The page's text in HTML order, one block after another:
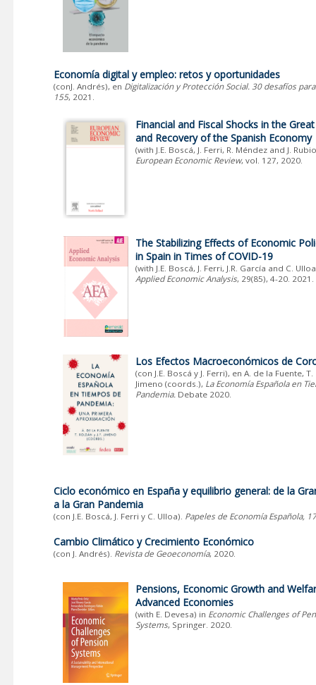
Economía digital y empleo: retos y oportunidades
(conJ. Andrés), en Digitalización y Protección Social. 30 desafíos
155, 2021.
Financial and Fiscal Shocks in the
and Recovery of the Spanish Economy
(with J.E. Boscá, J. Ferri, R. Méndez and J.
European Economic Review, vol. 127, 2020.
The Stabilizing Effects of Economic
in Spain in Times of COVID-19
(with J.E. Boscá, J. Ferri, J.R. García and C.
Applied Economic Analysis, 29(85), 4-20. 2021.
Los Efectos Macroeconómicos de
(con J.E. Boscá y J. Ferri), en A. de la Fuente, T.
Jimeno (coords.), La Economía Española en
Pandemia. Debate 2020.
Ciclo económico en España y equilibrio general: de la
a la Gran Pandemia
(con J.E. Boscá, J. Ferri y C. Ulloa). Papeles de Economía Española,
Cambio Climático y Crecimiento Económico
(con J. Andrés). Revista de Geoeconomía, 2020.
Pensions, Economic Growth and
Advanced Economies
(with E. Devesa) in Economic Challenges of
Systems, Springer. 2020.